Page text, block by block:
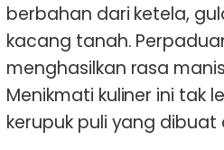
berbahan dari ketela,
kacang tanah.
menghasilkan rasa
Menikmati kuliner ini tak
kerupuk puli yang